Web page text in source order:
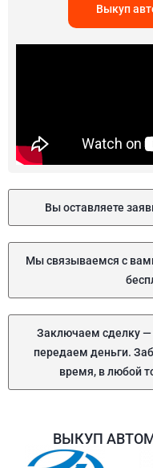
Выкуп
Вы оставляете
Мы связываемся с
Заключаем сделку
передаем деньги.
время, в любой
ВЫКУП